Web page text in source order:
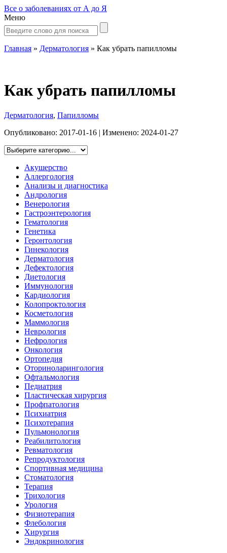
Все о заболеваниях от А до Я
Меню
Главная » Дерматология » Как убрать папилломы
Как убрать папилломы
Дерматология, Папилломы
Опубликовано: 2017-01-16 | Изменено: 2024-01-27
Акушерство
Аллергология
Анализы и диагностика
Андрология
Венерология
Гастроэнтерология
Гематология
Генетика
Геронтология
Гинекология
Дерматология
Дефектология
Диетология
Иммунология
Кардиология
Колопроктология
Косметология
Маммология
Неврология
Нефрология
Онкология
Ортопедия
Оториноларингология
Офтальмология
Педиатрия
Пластическая хирургия
Профпатология
Психиатрия
Психотерапия
Пульмонология
Реабилитология
Ревматология
Репродуктология
Спортивная медицина
Стоматология
Терапия
Трихология
Урология
Физиотерапия
Флебология
Хирургия
Эндокринология